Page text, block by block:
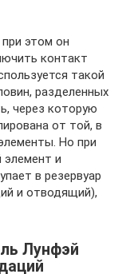
этом он
контакт
такой
разделенных
через которую
от той, в
Но при
элемент и
в резервуар
и отводящий),
Лунфэй